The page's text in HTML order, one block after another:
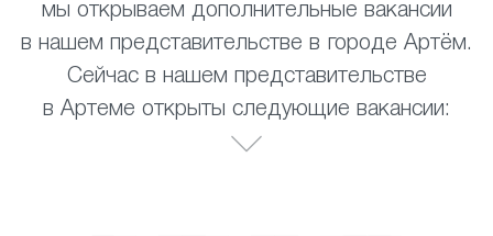
мы открываем дополнительные вакансии
в нашем представительстве в городе Артём.
Сейчас в нашем представительстве
в Артеме открыты следующие вакансии: